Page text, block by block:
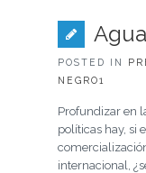
POSTED IN
NEGRO1
Profundizar en
políticas hay, si
internacional,